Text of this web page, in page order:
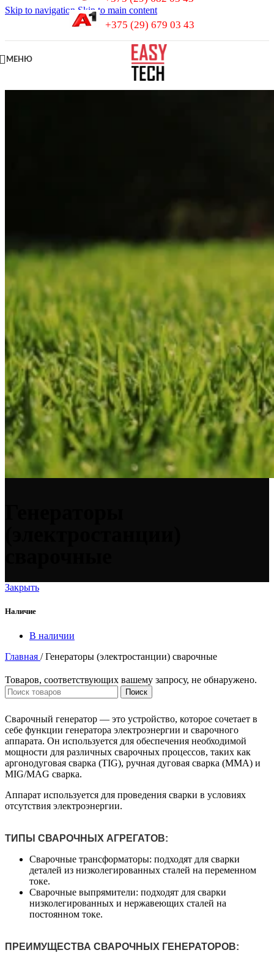
Skip to navigation Skip to main content
+375 (29) 679 03 43
МЕНЮ
Закрыть
Наличие
В наличии
Главная / Генераторы (электростанции) сварочные
Товаров, соответствующих вашему запросу, не обнаружено.
Поиск
Сварочный генератор — это устройство, которое сочетает в
себе функции генератора электроэнергии и сварочного
аппарата. Он используется для обеспечения необходимой
мощности для различных сварочных процессов, таких как
аргонодуговая сварка (TIG), ручная дуговая сварка (MMA) и
MIG/MAG сварка.
Аппарат используется для проведения сварки в условиях
отсутствия электроэнергии.
ТИПЫ СВАРОЧНЫХ АГРЕГАТОВ:
Сварочные трансформаторы: подходят для сварки
деталей из низколегированных сталей на переменном
токе.
Сварочные выпрямители: подходят для сварки
низколегированных и нержавеющих сталей на
постоянном токе.
ПРЕИМУЩЕСТВА СВАРОЧНЫХ ГЕНЕРАТОРОВ: